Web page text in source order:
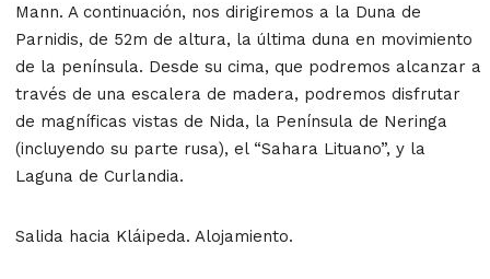
Mann. A continuación, nos dirigiremos a la Duna de
Parnidis, de 52m de altura, la última duna en movimiento
de la península. Desde su cima, que podremos alcanzar a
través de una escalera de madera, podremos disfrutar
de magníficas vistas de Nida, la Península de Neringa
(incluyendo su parte rusa), el “Sahara Lituano”, y la
Laguna de Curlandia.
Salida hacia Kláipeda. Alojamiento.